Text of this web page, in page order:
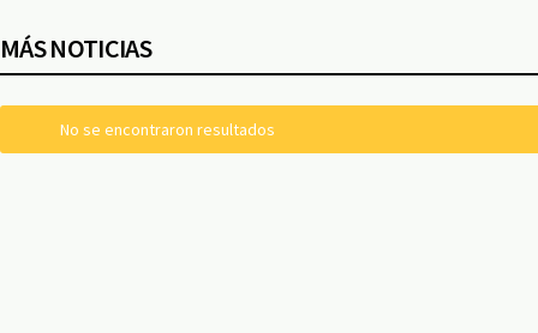
MÁS NOTICIAS
No se encontraron resultados